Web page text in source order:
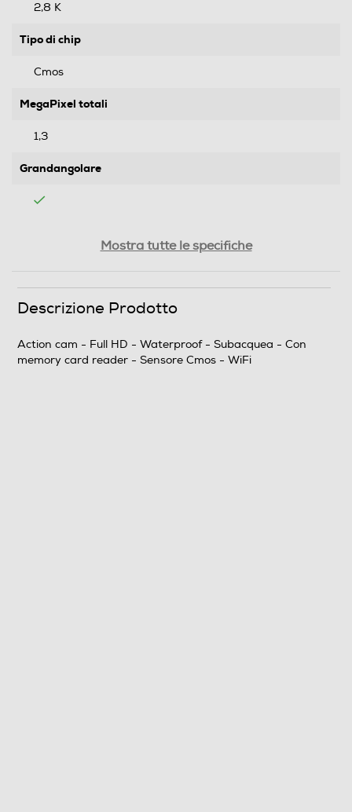
2,8 K
Tipo di chip
Cmos
MegaPixel totali
1,3
Grandangolare
Connessioni
Mostra tutte le specifiche
Descrizione Prodotto
Action cam - Full HD - Waterproof - Subacquea - Con
memory card reader - Sensore Cmos - WiFi